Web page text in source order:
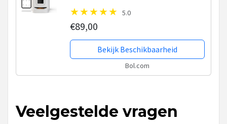
Voerbak Hond - Inclusief App -
Voerautomaat Kat - Wit
5.0
€89,00
Bekijk Beschikbaarheid
Bol.com
Veelgestelde vragen